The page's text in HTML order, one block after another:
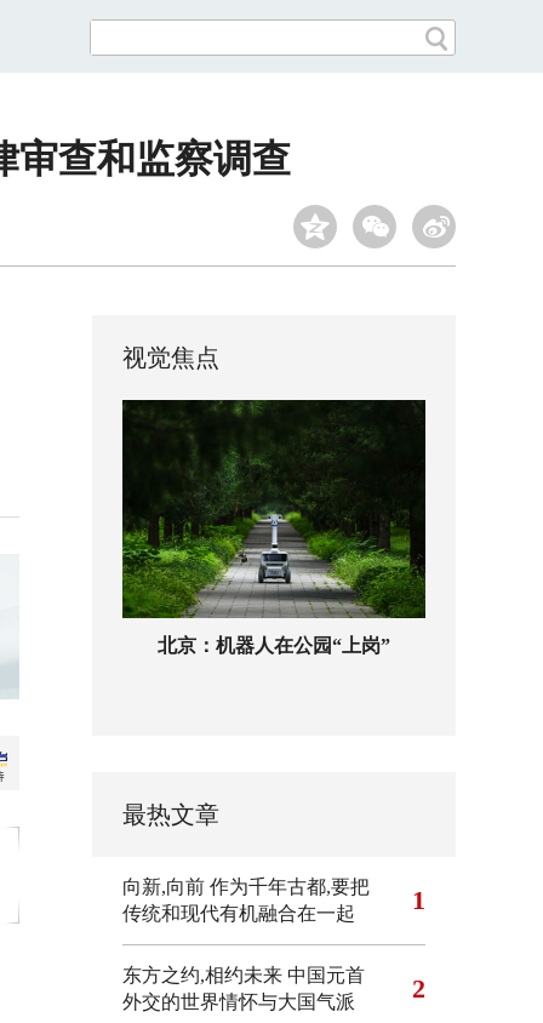
审查和监察调查
视觉焦点
北京：机器人在公园“上岗”
最热文章
向新,向前 作为千年古都,要把
传统和现代有机融合在一起
1
东方之约,相约未来 中国元首
外交的世界情怀与大国气派
2